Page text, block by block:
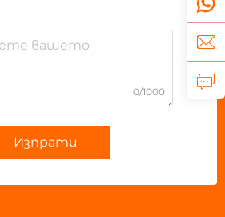
0/1000
Изпрати